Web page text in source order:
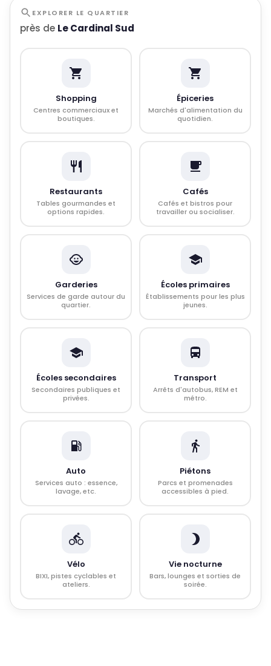
EXPLORER LE QUARTIER
près de Le Cardinal Sud
Shopping
Centres commerciaux et
boutiques.
Épiceries
Marchés d'alimentation du
quotidien.
Restaurants
Tables gourmandes et
options rapides.
Cafés
Cafés et bistros pour
travailler ou socialiser.
Garderies
Services de garde autour du
quartier.
Écoles primaires
Établissements pour les plus
jeunes.
Écoles secondaires
Secondaires publiques et
privées.
Transport
Arrêts d'autobus, REM et
métro.
Auto
Services auto : essence,
lavage, etc.
Piétons
Parcs et promenades
accessibles à pied.
Vélo
BIXI, pistes cyclables et
ateliers.
Vie nocturne
Bars, lounges et sorties de
soirée.